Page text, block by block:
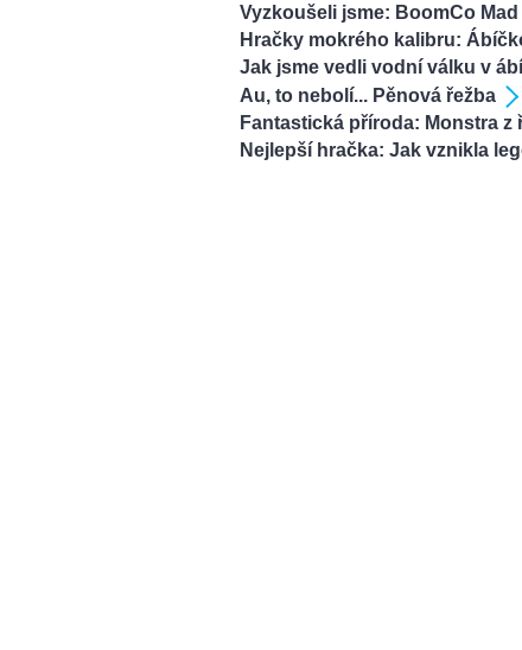
Vyzkoušeli jsme: BoomCo Mad
Hračky mokrého kalibru:
Jak jsme vedli vodní válku v
Au, to nebolí... Pěnová řežba
Fantastická příroda: Monstra z
Nejlepší hračka: Jak vznikla